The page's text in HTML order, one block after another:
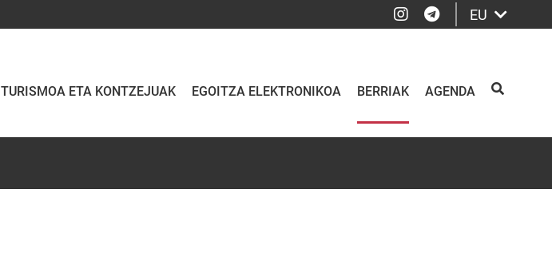
Instagram
Telegram
EU
TURISMOA ETA KONTZEJUAK EGOITZA ELEKTRONIKOA BERRIAK AGENDA BILATU